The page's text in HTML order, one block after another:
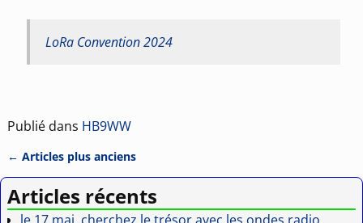
LoRa Convention 2024
Publié dans HB9WW
Navigation des articles
← Articles plus anciens
Articles récents